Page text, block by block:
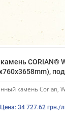
CORIAN®
камень Corian,
Цена: 34 727.62 грн./